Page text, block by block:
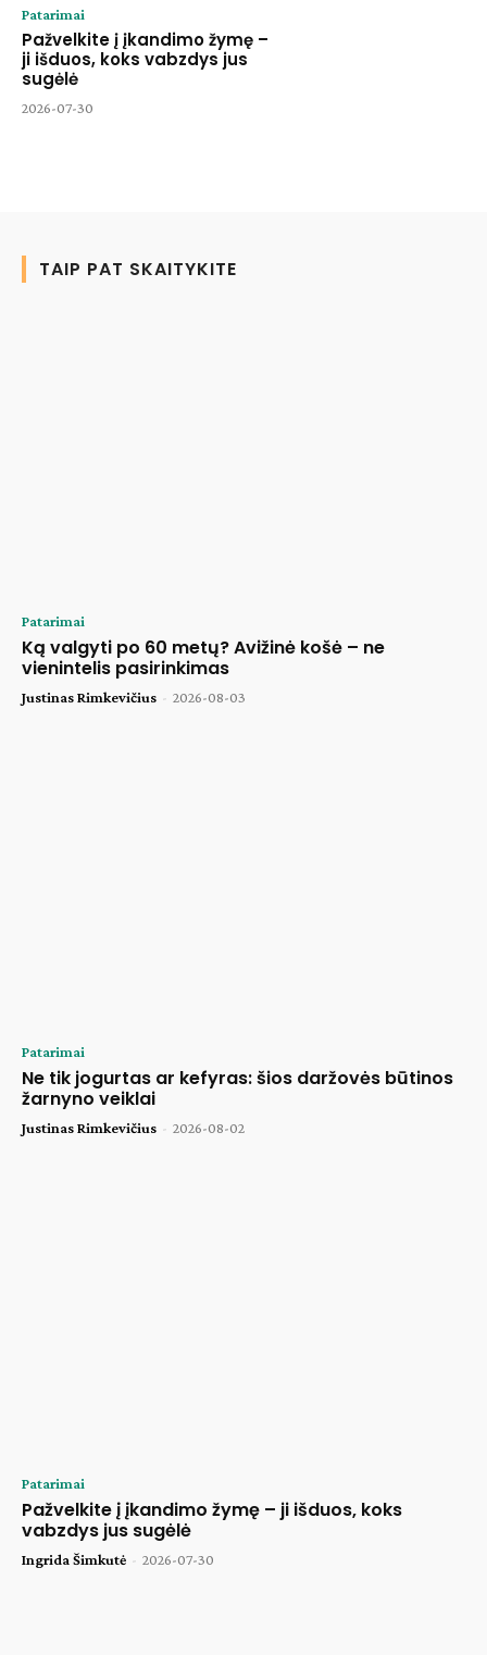
Patarimai
Pažvelkite į įkandimo žymę –
ji išduos, koks vabzdys jus
sugėlė
2026-07-30
TAIP PAT SKAITYKITE
Patarimai
Ką valgyti po 60 metų? Avižinė košė – ne
vienintelis pasirinkimas
Justinas Rimkevičius - 2026-08-03
Patarimai
Ne tik jogurtas ar kefyras: šios daržovės būtinos
žarnyno veiklai
Justinas Rimkevičius - 2026-08-02
Patarimai
Pažvelkite į įkandimo žymę – ji išduos, koks
vabzdys jus sugėlė
Ingrida Šimkutė - 2026-07-30